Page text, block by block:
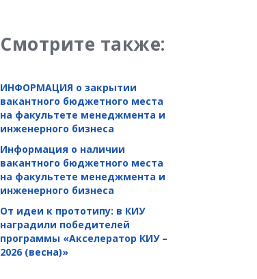
Смотрите также:
ИНФОРМАЦИЯ о закрытии
вакантного бюджетного места
на факультете менеджмента и
инженерного бизнеса
Информация о наличии
вакантного бюджетного места
на факультете менеджмента и
инженерного бизнеса
От идеи к прототипу: в КИУ
наградили победителей
программы «Акселератор КИУ –
2026 (весна)»